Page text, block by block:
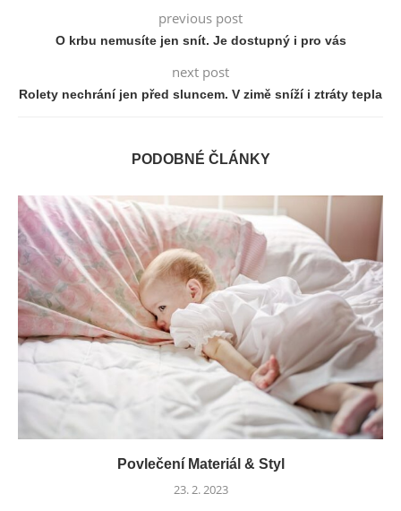
previous post
O krbu nemusíte jen snít. Je dostupný i pro vás
next post
Rolety nechrání jen před sluncem. V zimě sníží i ztráty tepla
PODOBNÉ ČLÁNKY
Povlečení Materiál & Styl
23. 2. 2023